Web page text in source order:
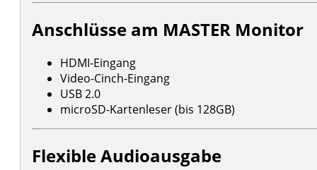
Anschlüsse am MASTER Monitor
HDMI-Eingang
Video-Cinch-Eingang
USB 2.0
microSD-Kartenleser (bis 128GB)
Flexible Audioausgabe